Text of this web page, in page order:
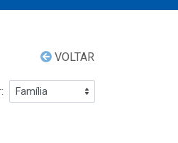
VOLTAR